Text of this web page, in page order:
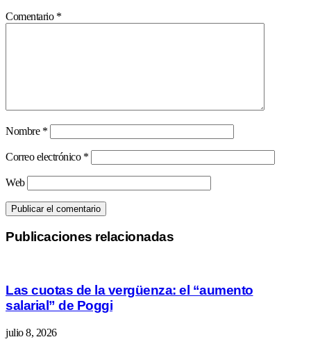
Comentario *
Nombre *
Correo electrónico *
Web
Publicaciones relacionadas
Las cuotas de la vergüenza: el “aumento
salarial” de Poggi
julio 8, 2026